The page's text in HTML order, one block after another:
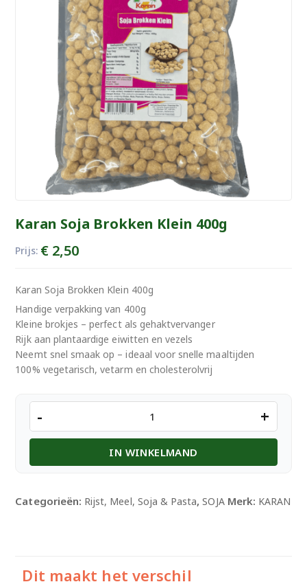
Karan Soja Brokken Klein 400g
Prijs: €2,50
Karan Soja Brokken Klein 400g
Handige verpakking van 400g
Kleine brokjes – perfect als gehaktvervanger
Rijk aan plantaardige eiwitten en vezels
Neemt snel smaak op – ideaal voor snelle maaltijden
100% vegetarisch, vetarm en cholesterolvrij
Soja
Brokken
400g
- +
IN WINKELMAND
Categorieën: Rijst, Meel, Soja & Pasta,SOJA Merk: KARAN
Dit maakt het verschil